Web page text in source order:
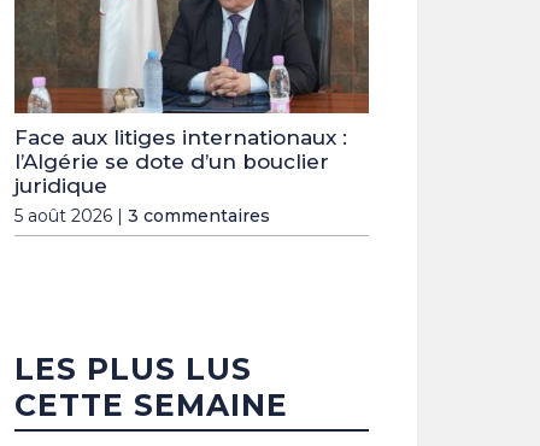
Face aux litiges internationaux :
l’Algérie se dote d’un bouclier
juridique
5 août 2026 | 3 commentaires
LES PLUS LUS
CETTE SEMAINE